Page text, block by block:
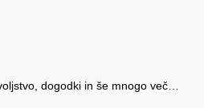
dogodki in še mnogo več…